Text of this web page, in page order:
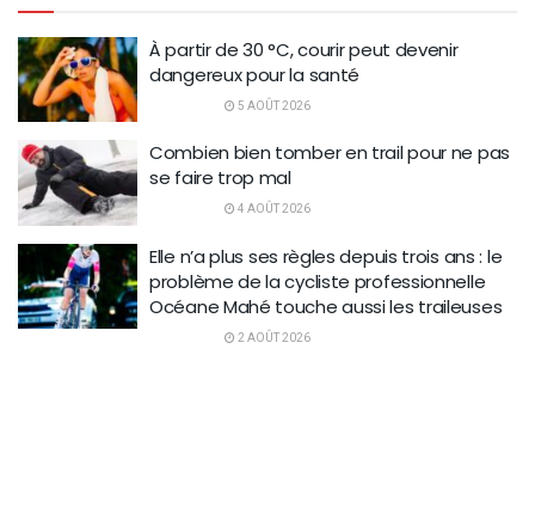
À partir de 30 °C, courir peut devenir
dangereux pour la santé
5 AOÛT 2026
Combien bien tomber en trail pour ne pas
se faire trop mal
4 AOÛT 2026
Elle n’a plus ses règles depuis trois ans : le
problème de la cycliste professionnelle
Océane Mahé touche aussi les traileuses
2 AOÛT 2026